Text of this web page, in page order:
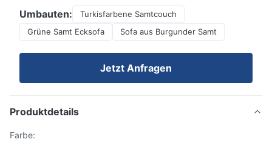
Umbauten:
Turkisfarbene Samtcouch
Grüne Samt Ecksofa
Sofa aus Burgunder Samt
Jetzt Anfragen
Produktdetails
Farbe: